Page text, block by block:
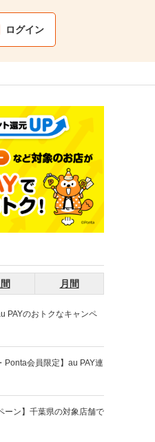
ログイン
月間
PAYのおトクなキャンペ
Ponta会員限定】au PAY連
ーン】千葉県の対象店舗で